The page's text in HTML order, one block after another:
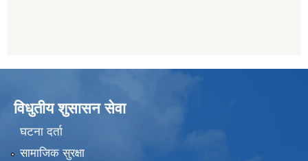
विधुतीय शुसासन सेवा
घटना दर्ता
सामाजिक सुरक्षा